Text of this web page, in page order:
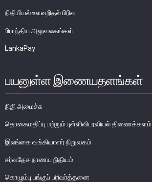
நிதியியல் உளவறிதல் பிரிவு
பிராந்திய அலுவலகங்கள்
LankaPay
பயனுள்ள இணையதளங்கள்
நிதி அமைச்சு
தொகைமதிப்பு மற்றும் புள்ளிவிபரவியல் திணைக்களம்
இலங்கை வங்கியாளர் நிறுவகம்
சர்வதேச நாணய நிதியம்
கொழும்பு பங்குப் பரிவர்த்தனை